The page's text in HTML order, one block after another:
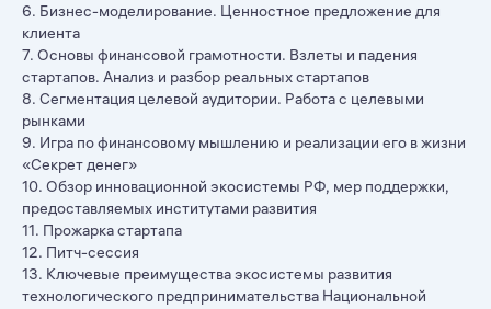
6. Бизнес-моделирование. Ценностное предложение для
клиента
7. Основы финансовой грамотности. Взлеты и падения
стартапов. Анализ и разбор реальных стартапов
8. Сегментация целевой аудитории. Работа с целевыми
рынками
9. Игра по финансовому мышлению и реализации его в жизни
«Секрет денег»
10. Обзор инновационной экосистемы РФ, мер поддержки,
предоставляемых институтами развития
11. Прожарка стартапа
12. Питч-сессия
13. Ключевые преимущества экосистемы развития
технологического предпринимательства Национальной